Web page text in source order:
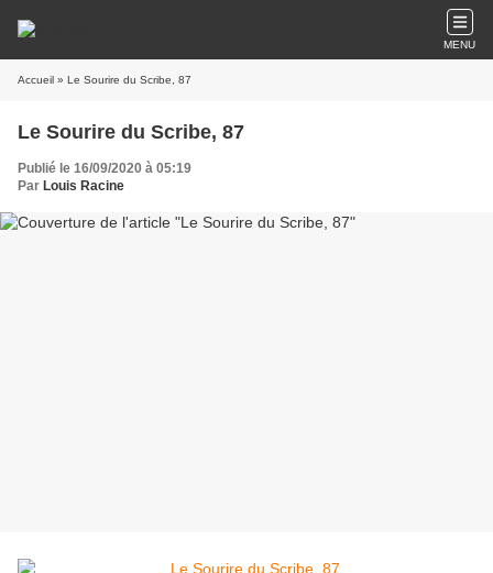
MENU
Accueil » Le Sourire du Scribe, 87
Le Sourire du Scribe, 87
Publié le 16/09/2020 à 05:19
Par Louis Racine